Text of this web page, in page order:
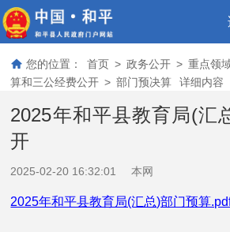
您的位置： 首页 > 政务公开 > 重点领
算和三公经费公开 > 部门预决算 详细内容
2025年和平县教育局(汇
开
2025-02-20 16:32:01 本网
2025年和平县教育局(汇总)部门预算